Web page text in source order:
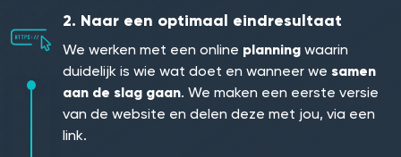
2. Naar een optimaal eindresultaat
We werken met een online planning waarin
duidelijk is wie wat doet en wanneer we samen
aan de slag gaan. We maken een eerste versie
van de website en delen deze met jou, via een
link.